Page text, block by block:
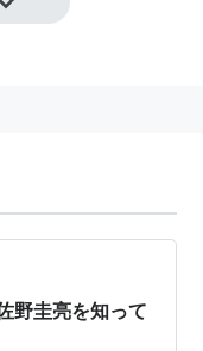
野圭亮を知って